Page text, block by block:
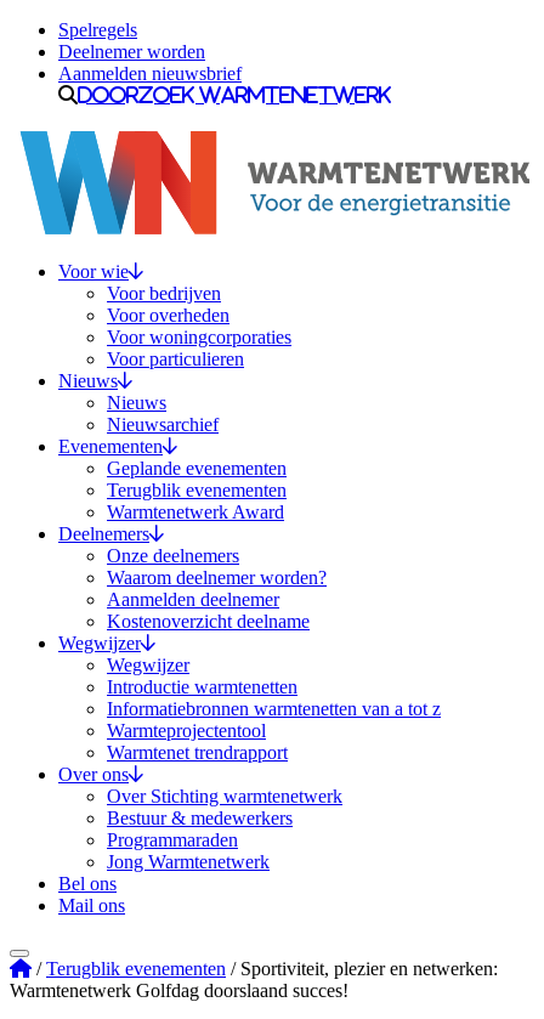
Ga naar inhoud
Spelregels
Deelnemer worden
Aanmelden nieuwsbrief
Doorzoek Warmtenetwerk
Voor wie
Voor bedrijven
Voor overheden
Voor woningcorporaties
Voor particulieren
Nieuws
Nieuws
Nieuwsarchief
Evenementen
Geplande evenementen
Terugblik evenementen
Warmtenetwerk Award
Deelnemers
Onze deelnemers
Waarom deelnemer worden?
Aanmelden deelnemer
Kostenoverzicht deelname
Wegwijzer
Wegwijzer
Introductie warmtenetten
Informatiebronnen warmtenetten van a tot z
Warmteprojectentool
Warmtenet trendrapport
Over ons
Over Stichting warmtenetwerk
Bestuur & medewerkers
Programmaraden
Jong Warmtenetwerk
Bel ons
Mail ons
Stichting Warmtenetwerk
/Terugblik evenementen / Sportiviteit, plezier en netwerken:
Warmtenetwerk Golfdag doorslaand succes!